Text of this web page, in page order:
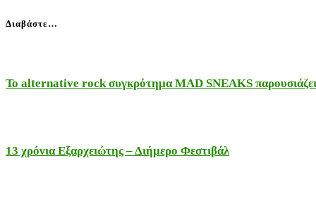
Διαβάστε…
Το alternative rock συγκρότημα MAD SNEAKS
13 χρόνια Εξαρχειώτης – Διήμερο Φεστιβάλ